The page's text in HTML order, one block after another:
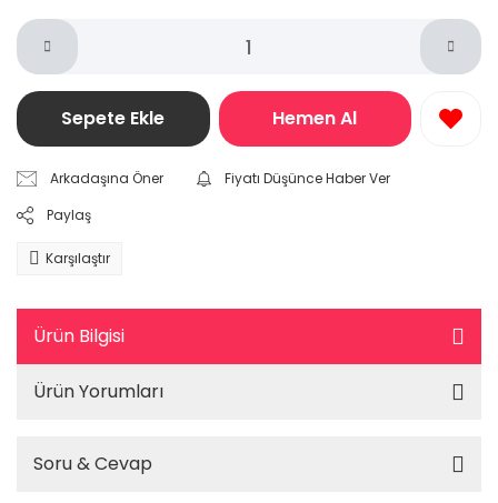
Sepete Ekle Hemen Al
Arkadaşına Öner
Fiyatı Düşünce Haber Ver
Paylaş
Karşılaştır
Ürün Bilgisi
Ürün Yorumları
Soru & Cevap